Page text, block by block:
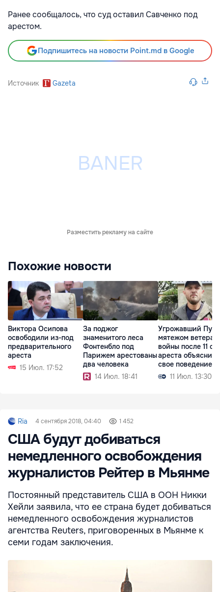
Ранее сообщалось, что суд оставил Савченко под
арестом.
Подпишитесь на новости Point.md в Google
Источник Gazeta
Разместить рекламу на сайте
Похожие новости
Виктора Осипова
освободили из-под
предварительного
ареста
15 Июл. 17:52
За поджог
знаменитого леса
Фонтенбло под
Парижем арестованы
два человека
14 Июл. 18:41
Угрожавший
мятежом ветеран
войны после 11
ареста объяснил
свое поведение
11 Июл. 13:30
Ria 4 сентября 2018, 04:40 1 452
США будут добиваться
немедленного освобождения
журналистов Рейтер в Мьянме
Постоянный представитель США в ООН Никки
Хейли заявила, что ее страна будет добиваться
немедленного освобождения журналистов
агентства Reuters, приговоренных в Мьянме к
семи годам заключения.